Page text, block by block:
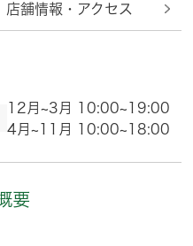
店舗情報・アクセス
12月~3月 10:00~19:00
4月~11月 10:00~18:00
要